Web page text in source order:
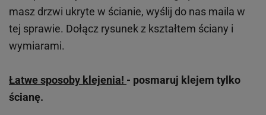
masz drzwi ukryte w ścianie, wyślij do nas maila w
tej sprawie. Dołącz rysunek z kształtem ściany i
wymiarami.
Łatwe sposoby klejenia! - posmaruj klejem tylko
ścianę.